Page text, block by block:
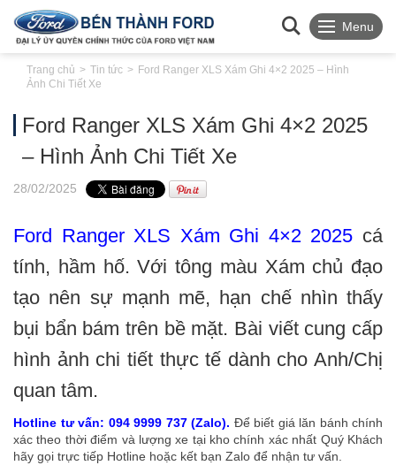
Menu
Trang chủ Tin tức
Ford Ranger XLS Xám Ghi 4×2 2025 – Hình
Ảnh Chi Tiết Xe
Ford Ranger XLS Xám Ghi 4×2 2025
– Hình Ảnh Chi Tiết Xe
28/02/2025
Ford Ranger XLS Xám Ghi 4×2 2025 cá
tính, hầm hố. Với tông màu Xám chủ đạo
tạo nên sự mạnh mẽ, hạn chế nhìn thấy
bụi bẩn bám trên bề mặt. Bài viết cung cấp
hình ảnh chi tiết thực tế dành cho Anh/Chị
quan tâm.
Hotline tư vấn: 094 9999 737 (Zalo). Để biết giá lăn bánh chính
xác theo thời điểm và lượng xe tại kho chính xác nhất Quý Khách
hãy gọi trực tiếp Hotline hoặc kết bạn Zalo để nhận tư vấn.